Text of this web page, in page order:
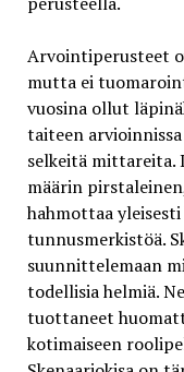
Arvointiperusteet
mutta ei
vuosina ollut
taiteen
selkeitä mittareita.
määrin
hahmottaa
tunnusmerkistöä.
suunnittelemaan
todellisia helmiä.
tuottaneet
kotimaiseen